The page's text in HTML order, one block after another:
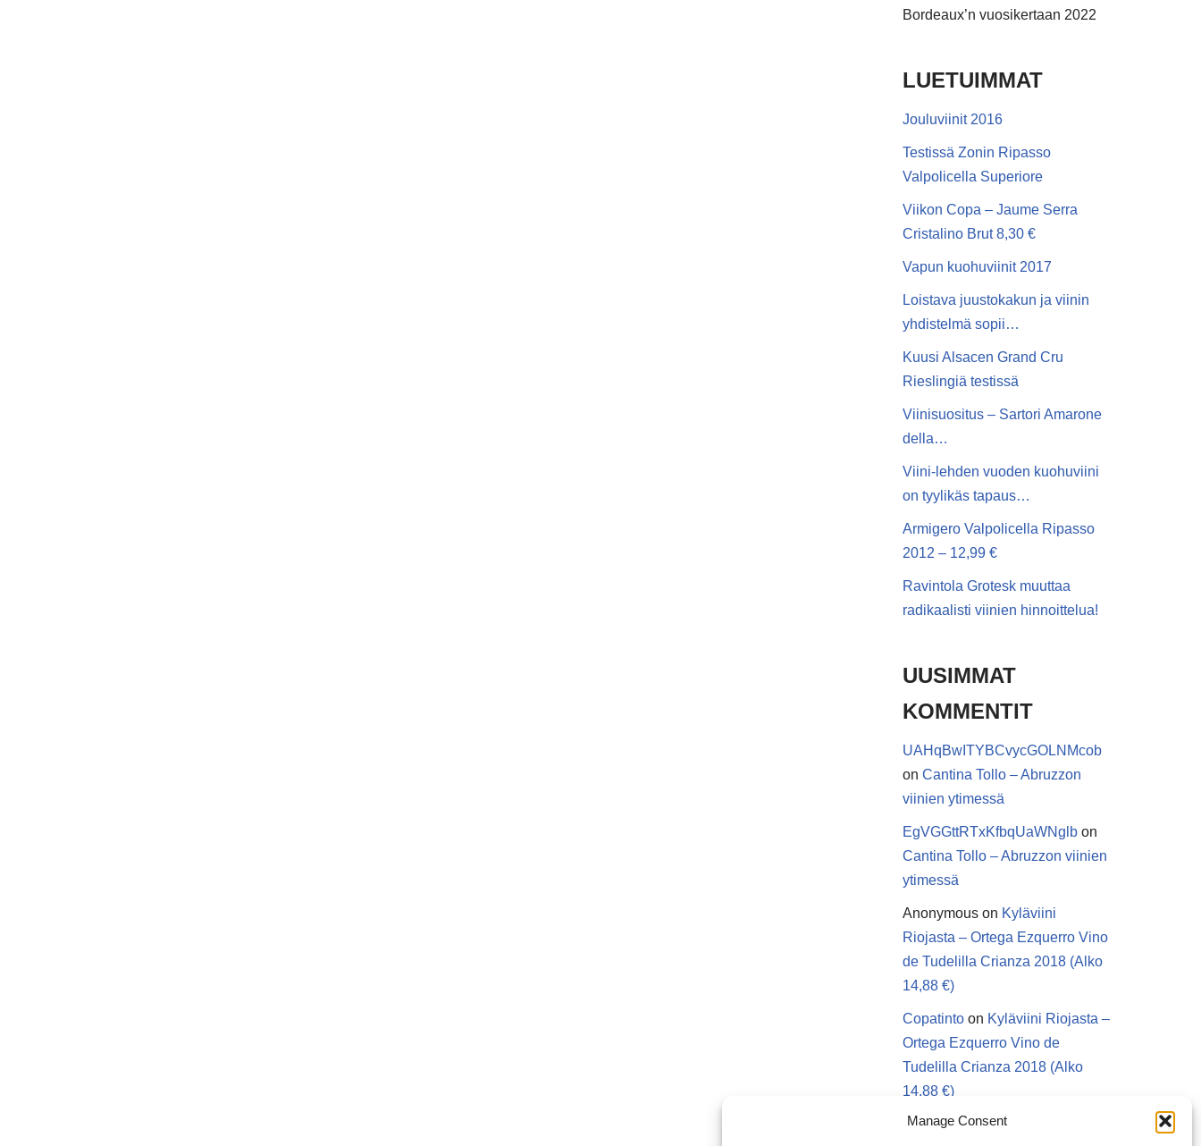
Manage Consent
Bordeaux’n vuosikertaan 2022
LUETUIMMAT
Jouluviinit 2016
Testissä Zonin Ripasso
Valpolicella Superiore
Viikon Copa – Jaume Serra
Cristalino Brut 8,30 €
Vapun kuohuviinit 2017
Loistava juustokakun ja viinin
yhdistelmä sopii…
Kuusi Alsacen Grand Cru
Rieslingiä testissä
Viinisuositus – Sartori Amarone
della…
Viini-lehden vuoden kuohuviini
on tyylikäs tapaus…
Armigero Valpolicella Ripasso
2012 – 12,99 €
Ravintola Grotesk muuttaa
radikaalisti viinien hinnoittelua!
UUSIMMAT
KOMMENTIT
UAHqBwITYBCvycGOLNMcob
on Cantina Tollo – Abruzzon
viinien ytimessä
EgVGGttRTxKfbqUaWNglbon
Cantina Tollo – Abruzzon viinien
ytimessä
Anonymouson Kyläviini
Riojasta – Ortega Ezquerro Vino
de Tudelilla Crianza 2018 (Alko
14,88 €)
Copatintoon Kyläviini Riojasta –
Ortega Ezquerro Vino de
Tudelilla Crianza 2018 (Alko
14,88 €)
Sanna van Herwaarden